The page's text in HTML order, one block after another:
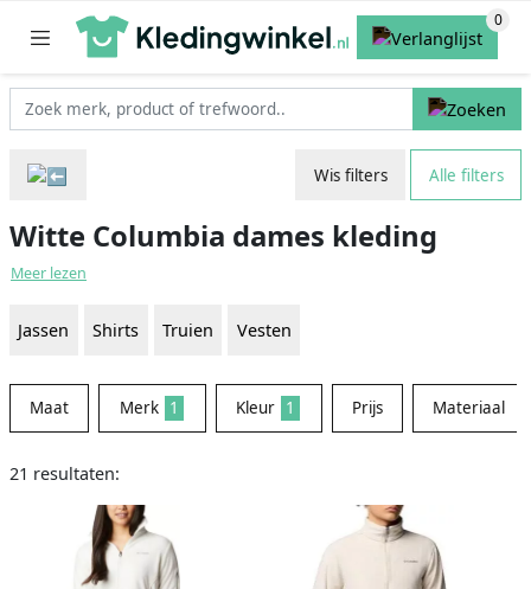
Wis filters Alle filters
Witte Columbia dames kleding
Meer lezen
Jassen Shirts Truien Vesten
Maat Merk 1 Kleur 1 Prijs Materiaal
21 resultaten: